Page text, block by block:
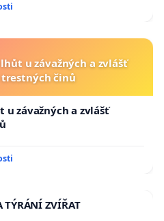
u závažných a zvlášť
trestných činů
závažných a zvlášť
TÝRÁNÍ ZVÍŘAT